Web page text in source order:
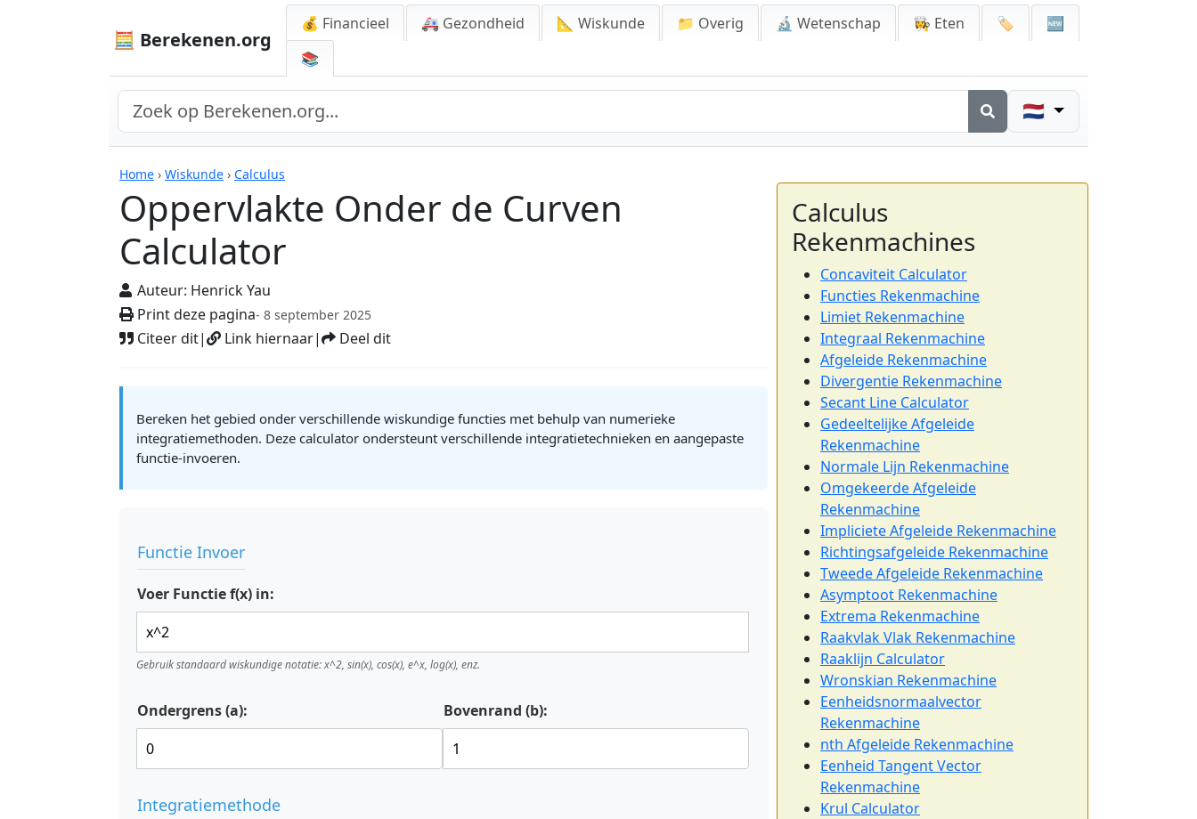
🧮 Berekenen.org
💰 Financieel 🚑 Gezondheid 📐 Wiskunde 📁 Overig 🔬 Wetenschap 👩‍🍳 Eten 🏷️
🆕
📚
🇳🇱
Home › Wiskunde › Calculus
Oppervlakte Onder de Curven
Calculator
Auteur: Henrick Yau
Print deze pagina- 8 september 2025
Citeer dit| Link hiernaar| Deel dit
Rekenmachines
Bereken het gebied onder verschillende wiskundige functies met behulp van numerieke
integratiemethoden. Deze calculator ondersteunt verschillende integratietechnieken en aangepaste
functie-invoeren.
Functie Invoer
Voer Functie f(x) in:
Gebruik standaard wiskundige notatie: x^2, sin(x), cos(x), e^x, log(x), enz.
Ondergrens (a): Bovenrand (b):
Integratiemethode
Calculus
Rekenmachines
Concaviteit Calculator
Functies Rekenmachine
Limiet Rekenmachine
Integraal Rekenmachine
Afgeleide Rekenmachine
Divergentie Rekenmachine
Secant Line Calculator
Gedeeltelijke Afgeleide
Rekenmachine
Normale Lijn Rekenmachine
Omgekeerde Afgeleide
Rekenmachine
Impliciete Afgeleide Rekenmachine
Richtingsafgeleide Rekenmachine
Tweede Afgeleide Rekenmachine
Asymptoot Rekenmachine
Extrema Rekenmachine
Raakvlak Vlak Rekenmachine
Raaklijn Calculator
Wronskian Rekenmachine
Eenheidsnormaalvector
Rekenmachine
nth Afgeleide Rekenmachine
Eenheid Tangent Vector
Rekenmachine
Krul Calculator